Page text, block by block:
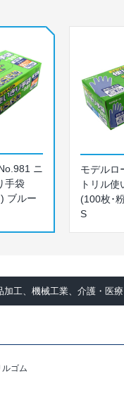
ニ
手袋
ブルー
モデルロ
トリル
(100枚･
S
加工、機械工業、介護・医
ルゴム